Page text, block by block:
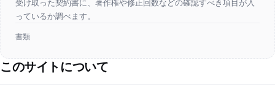
受け取った契約書に、著作権や修正回数などの確認すべき項目が入
っているか調べます。
書類
このサイトについて